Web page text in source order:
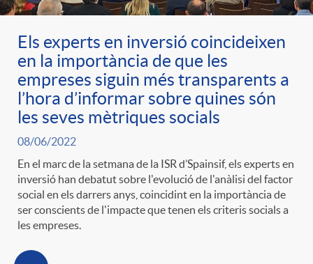
e
g
o
r
i
a
Els experts en inversió coincideixen
en la importància de que les
empreses siguin més transparents a
l’hora d’informar sobre quines són
les seves mètriques socials
08/06/2022
En el marc de la setmana de la ISR d’Spainsif, els experts en
inversió han debatut sobre l'evolució de l'anàlisi del factor
social en els darrers anys, coincidint en la importància de
ser conscients de l'impacte que tenen els criteris socials a
les empreses.